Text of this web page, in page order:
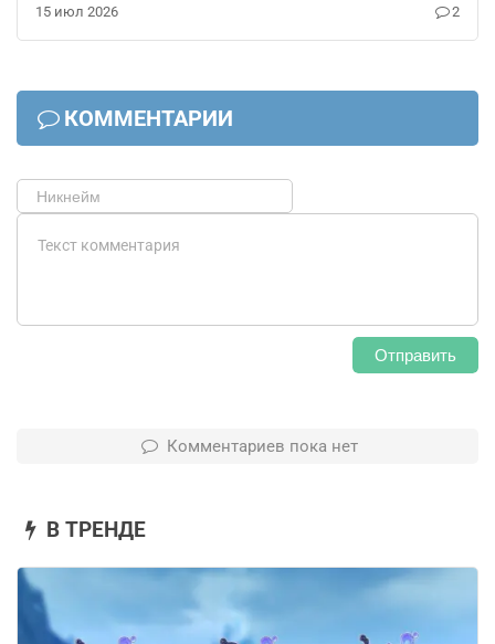
15 июл 2026 2
КОММЕНТАРИИ
Отправить
Комментариев пока нет
В ТРЕНДЕ